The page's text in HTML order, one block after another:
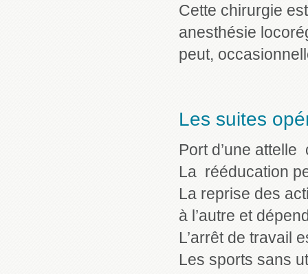
Cette chirurgie
anesthésie
peut,
Les suites
Port d’une
La rééducation
La reprise des
à l’autre et
L’arrêt de travail
Les sports sans